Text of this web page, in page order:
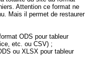
Attention ce format ne
Mais il permet de restaurer
ODS pour tableur
etc. ou CSV) ;
ou XLSX pour tableur